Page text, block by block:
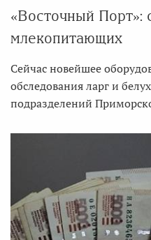
«Восточный Порт»:
млекопитающих
Сейчас новейшее
обследования ларг и
подразделений